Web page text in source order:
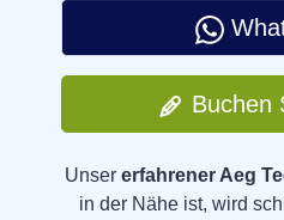
Buchen
Unser erfahrener Aeg
in der Nähe ist, wird